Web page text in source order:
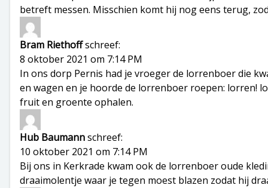
betreft messen. Misschien komt hij nog eens terug,
Bram Riethoffschreef:
8 oktober 2021 om 7:14 PM
In ons dorp Pernis had je vroeger de lorrenboer die
en wagen en je hoorde de lorrenboer roepen: lorren!
fruit en groente ophalen.
Hub Baumannschreef:
10 oktober 2021 om 7:14 PM
Bij ons in Kerkrade kwam ook de lorrenboer oude
draaimolentje waar je tegen moest blazen zodat hij